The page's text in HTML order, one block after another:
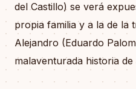
del Castillo) se verá
propia familia y a la de la
Alejandro (Eduardo
malaventurada historia de